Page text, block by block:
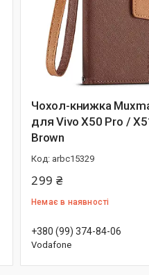
Чохол-книжка
для Vivo X50 Pro /
Brown
arbc15329
299 ₴
Немає в наявності
+380 (99) 374-84-06
Vodafone